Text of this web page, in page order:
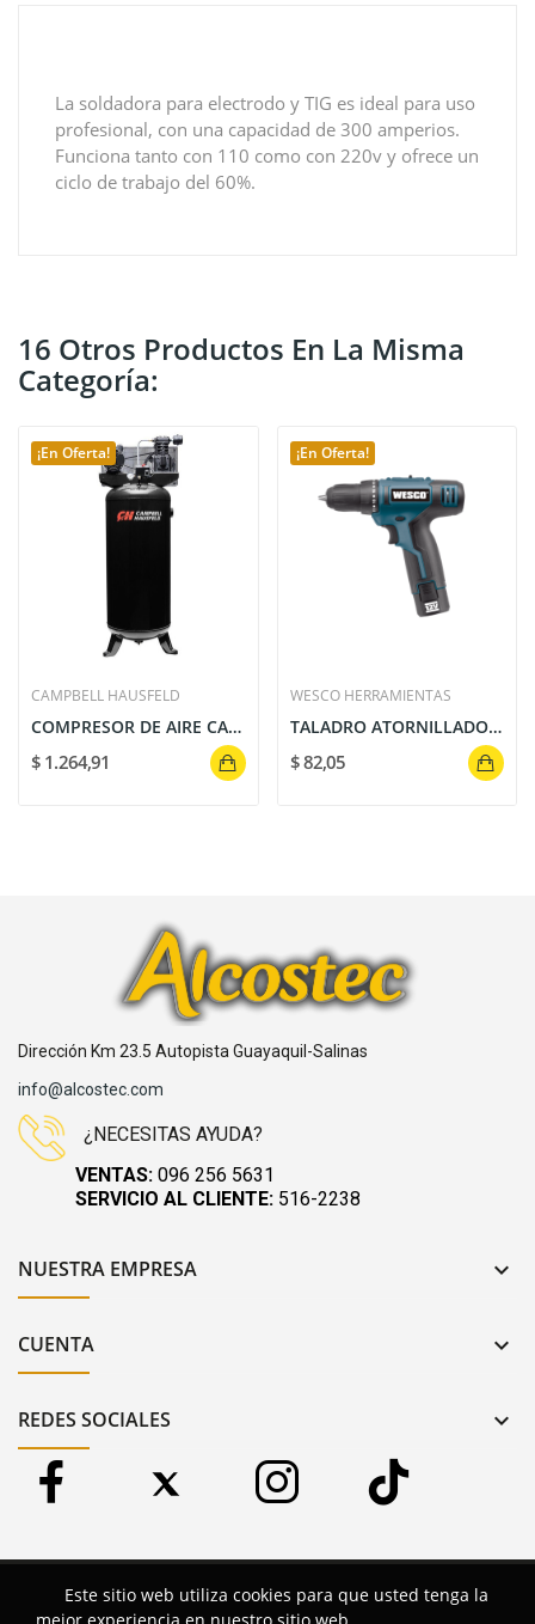
La soldadora para electrodo y TIG es ideal para uso
profesional, con una capacidad de 300 amperios.
Funciona tanto con 110 como con 220v y ofrece un
ciclo de trabajo del 60%.
16 Otros Productos En La Misma
Categoría:
¡En Oferta!
CAMPBELL HAUSFELD
COMPRESOR DE AIRE CAMPBELL HAUSFELD: 3.7 HP,...
$ 1.264,91
¡En Oferta!
WESCO HERRAMIENTAS
TALADRO ATORNILLADOR 12V WS2531 WESCO
$ 82,05
Dirección Km 23.5 Autopista Guayaquil-Salinas
info@alcostec.com
¿NECESITAS AYUDA?
VENTAS: 096 256 5631
SERVICIO AL CLIENTE: 516-2238
NUESTRA EMPRESA 
CUENTA 
REDES SOCIALES 
Este sitio web utiliza cookies para que usted tenga la